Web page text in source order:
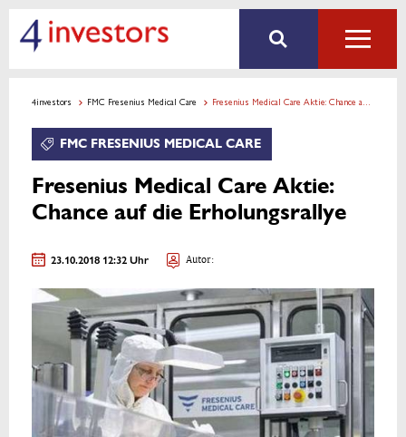
4investors FMC Fresenius Medical Care Fresenius Medical Care Aktie: Chance auf die Erholungsrallye
FMC FRESENIUS MEDICAL CARE
Fresenius Medical Care Aktie:
Chance auf die Erholungsrallye
23.10.2018 12:32 Uhr Autor: